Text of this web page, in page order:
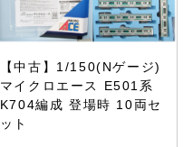
【中古】1/150(Nゲージ)
マイクロエース E501系
K704編成 登場時 10両セ
ット